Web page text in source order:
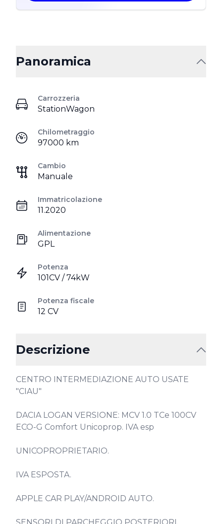
Panoramica
Carrozzeria
StationWagon
Chilometraggio
97000 km
Cambio
Manuale
Immatricolazione
11.2020
Alimentazione
GPL
Potenza
101CV / 74kW
Potenza fiscale
12 CV
Descrizione
CENTRO INTERMEDIAZIONE AUTO USATE
"CIAU"
DACIA LOGAN VERSIONE: MCV 1.0 TCe 100CV
ECO-G Comfort Unicoprop. IVA esp
UNICOPROPRIETARIO.
IVA ESPOSTA.
APPLE CAR PLAY/ANDROID AUTO.